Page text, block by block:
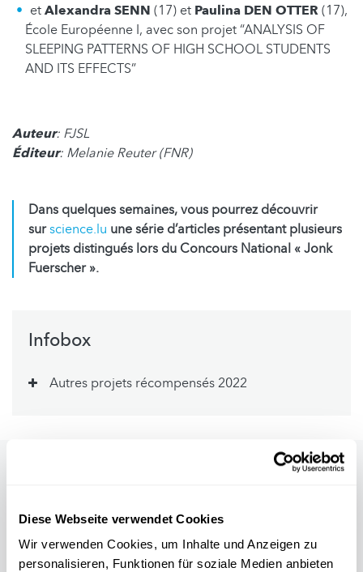
Diese Webseite verwendet Cookies
Wir verwenden Cookies, um Inhalte und Anzeigen zu
personalisieren, Funktionen für soziale Medien anbieten
etAlexandra SENN (17) et Paulina DEN OTTER(17),
École Européenne I, avec son projet “ANALYSIS OF
SLEEPING PATTERNS OF HIGH SCHOOL STUDENTS
AND ITS EFFECTS”
Auteur: FJSL
Éditeur: Melanie Reuter (FNR)
Dans quelques semaines, vous pourrez découvrir
surscience.lu une série d’articles présentant plusieurs
projets distingués lors du Concours National « Jonk
Fuerscher ».
Infobox
Autres projets récompensés 2022